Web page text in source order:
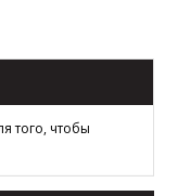
того, чтобы